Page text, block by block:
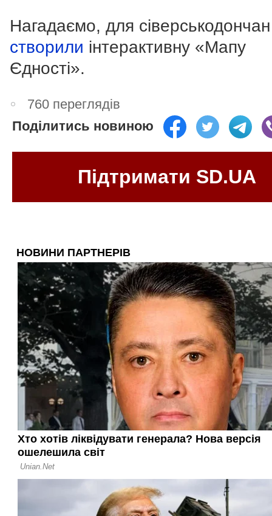
Нагадаємо, для сіверськодончан
створили інтерактивну «Мапу
Єдності».
760 переглядів
Поділитись новиною
Підтримати SD.UA